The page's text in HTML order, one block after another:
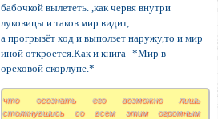
бабочкой вылететь. ,как червя внутри
луковицы и таков мир видит,
а прогрызёт ход и выползет наружу,то и мир
иной откроется.Как и книга--*Мир в
ореховой скорлупе.*
что осознать его возможно лишь
столкнувшись со всем этим огромным